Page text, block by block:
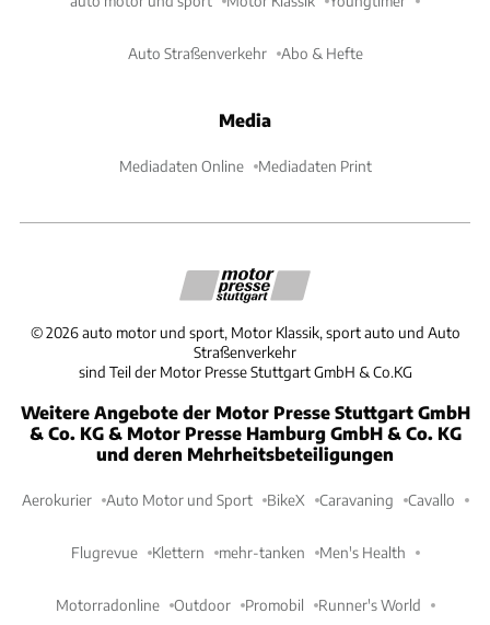
Auto Straßenverkehr Abo & Hefte
Media
Mediadaten Online Mediadaten Print
©2026 auto motor und sport, Motor Klassik, sport auto und Auto
Straßenverkehr
sind Teil der Motor Presse Stuttgart GmbH & Co.KG
Weitere Angebote der Motor Presse Stuttgart GmbH
& Co. KG & Motor Presse Hamburg GmbH & Co. KG
und deren Mehrheitsbeteiligungen
Aerokurier Auto Motor und Sport BikeX Caravaning Cavallo
Flugrevue Klettern mehr-tanken Men's Health
Motorradonline Outdoor Promobil Runner's World